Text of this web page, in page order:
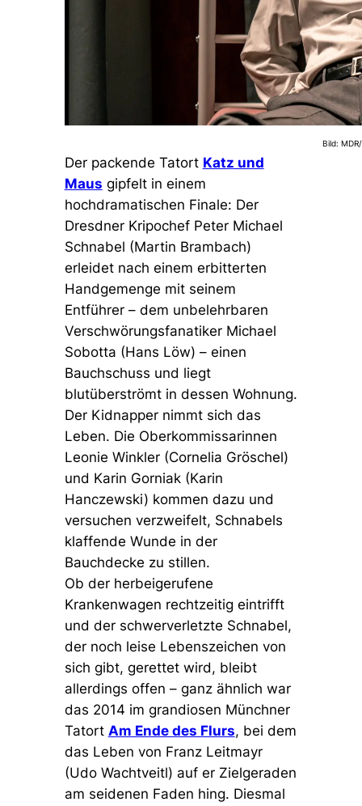
Bild:
Der packende Tatort Katz und
Maus gipfelt in einem
hochdramatischen Finale: Der
Dresdner Kripochef Peter Michael
Schnabel (Martin Brambach)
erleidet nach einem erbitterten
Handgemenge mit seinem
Entführer – dem unbelehrbaren
Verschwörungsfanatiker Michael
Sobotta (Hans Löw) – einen
Bauchschuss und liegt
blutüberströmt in dessen Wohnung.
Der Kidnapper nimmt sich das
Leben. Die Oberkommissarinnen
Leonie Winkler (Cornelia Gröschel)
und Karin Gorniak (Karin
Hanczewski) kommen dazu und
versuchen verzweifelt, Schnabels
klaffende Wunde in der
Bauchdecke zu stillen.
Ob der herbeigerufene
Krankenwagen rechtzeitig eintrifft
und der schwerverletzte Schnabel,
der noch leise Lebenszeichen von
sich gibt, gerettet wird, bleibt
allerdings offen – ganz ähnlich war
das 2014 im grandiosen Münchner
Tatort Am Ende des Flurs, bei dem
das Leben von Franz Leitmayr
(Udo Wachtveitl) auf er Zielgeraden
am seidenen Faden hing. Diesmal